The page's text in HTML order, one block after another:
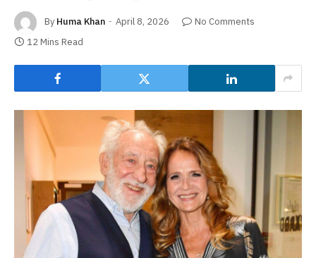
By Huma Khan April 8, 2026
No Comments
12 Mins Read